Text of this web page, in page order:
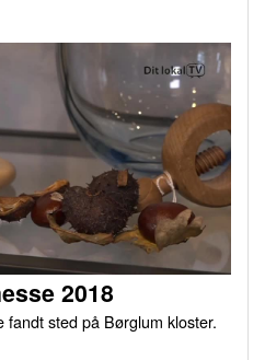
2018
sted på Børglum kloster.